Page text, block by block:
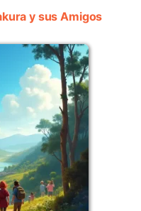
y sus Amigos